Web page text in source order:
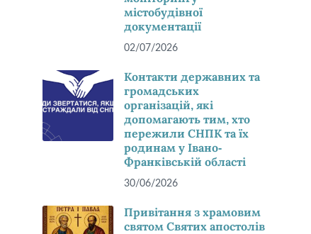
містобудівної
документації
02/07/2026
Контакти державних та
громадських
організацій, які
допомагають тим, хто
пережили СНПК та їх
родинам у Івано-
Франківській області
30/06/2026
Привітання з храмовим
святом Святих апостолів